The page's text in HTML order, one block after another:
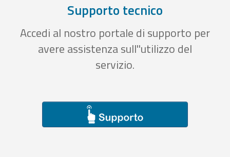
Supporto tecnico
Accedi al nostro portale di supporto per
avere assistenza sull''utilizzo del
servizio.